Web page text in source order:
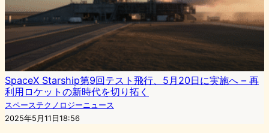
SpaceX Starship第9回テスト飛行、5月20日に実施へ – 再
利用ロケットの新時代を切り拓く
スペーステクノロジーニュース
2025年5月11日18:56